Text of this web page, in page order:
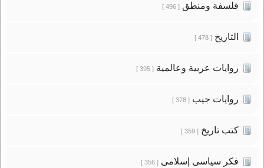
فلسفة ومنطق[ 496 ]
التاريخ[ 478 ]
روايات عربية وعالمية[ 395 ]
روايات جيب[ 378 ]
كتب تاريخ[ 359 ]
فكر سياسى إسلامى[ 356 ]